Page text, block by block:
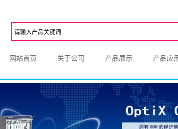
网站首页 关于公司 产品展示 产品应